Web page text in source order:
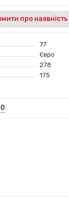
про наявність
77
Євро
278
175